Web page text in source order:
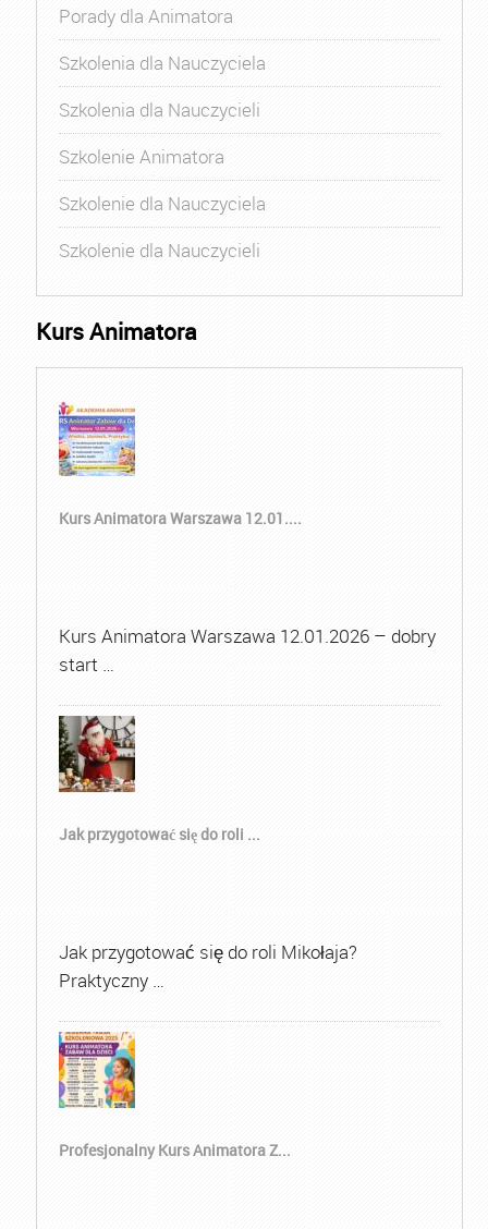
Porady dla Animatora
Szkolenia dla Nauczyciela
Szkolenia dla Nauczycieli
Szkolenie Animatora
Szkolenie dla Nauczyciela
Szkolenie dla Nauczycieli
Kurs Animatora
Kurs Animatora Warszawa 12.01....
Kurs Animatora Warszawa 12.01.2026 – dobry
start …
Jak przygotować się do roli ...
Jak przygotować się do roli Mikołaja?
Praktyczny …
Profesjonalny Kurs Animatora Z...